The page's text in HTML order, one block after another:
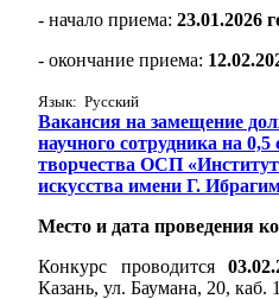
- начало приема: 23.01.2026
- окончание приема:
Язык: Русский
Вакансия на замещение
научного сотрудника на
творчества ОСП
искусства имени Г.
Место и дата проведения
Конкурс проводится
Казань, ул. Баумана, 20, каб.